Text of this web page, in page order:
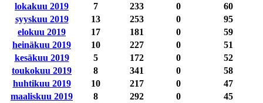
lokakuu 2019
7 233 0
60
syyskuu 2019
13 253 0
95
elokuu 2019
17 181 0
59
heinäkuu 2019
10 227 0
51
kesäkuu 2019
5 172 0
52
toukokuu 2019
8 341 0
58
huhtikuu 2019
10 217 0
47
maaliskuu 2019
8 292 0
45